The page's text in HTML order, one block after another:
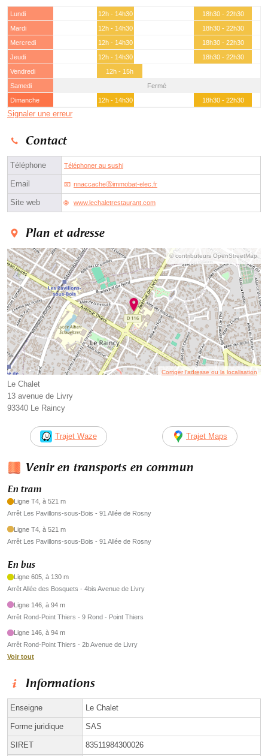
Lundi 12h - 14h30
18h30 - 22h30
Mardi
12h - 14h30
18h30 - 22h30
Mercredi
12h - 14h30
18h30 - 22h30
Jeudi
12h - 14h30
18h30 - 22h30
Vendredi
12h - 15h
Samedi
Fermé
Dimanche
12h - 14h30 18h30 - 22h30
Signaler une erreur
Contact
Téléphone Téléphoner au sushi
Email nnaccacheⓐimmobat-elec.fr
Site web www.lechaletrestaurant.com
Plan et adresse
© contributeurs OpenStreetMap
Corriger l’adresse ou la localisation
Le Chalet
13 avenue de Livry
93340 Le Raincy
Trajet Waze Trajet Maps
Venir en transports en commun
En tram
Ligne T4, à 521 m
Arrêt Les Pavillons-sous-Bois - 91 Allée de Rosny
Ligne T4, à 521 m
Arrêt Les Pavillons-sous-Bois - 91 Allée de Rosny
En bus
Ligne 605, à 130 m
Arrêt Allée des Bosquets - 4bis Avenue de Livry
Ligne 146, à 94 m
Arrêt Rond-Point Thiers - 9 Rond - Point Thiers
Ligne 146, à 94 m
Arrêt Rond-Point Thiers - 2b Avenue de Livry
Voir tout
Informations
Enseigne Le Chalet
Forme juridique SAS
SIRET 83511984300026